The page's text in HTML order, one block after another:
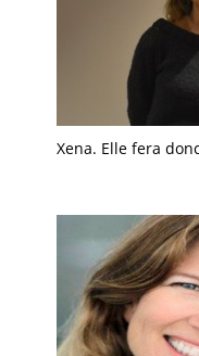
Xena. Elle fera